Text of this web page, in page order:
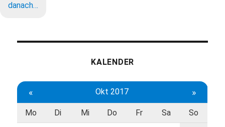
danach…
KALENDER
« Okt 2017 »
Mo Di Mi Do Fr Sa So